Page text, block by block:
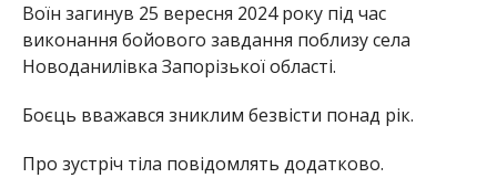
Воїн загинув 25 вересня 2024 року під час
виконання бойового завдання поблизу села
Новоданилівка Запорізької області.
Боєць вважався зниклим безвісти понад рік.
Про зустріч тіла повідомлять додатково.